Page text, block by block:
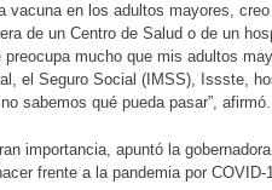
vacuna en los adultos mayores,
de un Centro de Salud o de un
mucho que mis adultos
el Seguro Social (IMSS), Issste,
sabemos qué pueda pasar”, afirmó.
importancia, apuntó la
frente a la pandemia por